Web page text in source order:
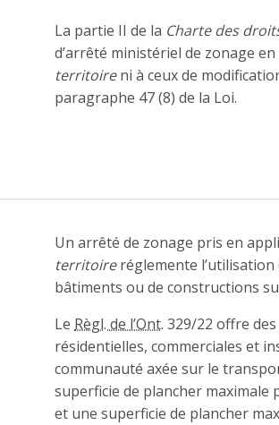
La partie II de la Charte des
d’arrêté ministériel de zonage
territoireni à ceux de
paragraphe 47 (8) de la Loi.
Un arrêté de zonage pris en
territoireréglemente l’utilisation
bâtiments ou de constructions
Le Règl. de l’Ont. 329/22 offre
résidentielles, commerciales et
communauté axée sur le
superficie de plancher
et une superficie de plancher